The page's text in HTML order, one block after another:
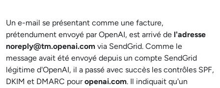
Un e-mail se présentant comme une facture,
prétendument envoyé par OpenAI, est arrivé de l'adresse
noreply@tm.openai.com via SendGrid. Comme le
message avait été envoyé depuis un compte SendGrid
légitime d'OpenAI, il a passé avec succès les contrôles SPF,
DKIM et DMARC pouropenai.com. Il indiquait qu'un